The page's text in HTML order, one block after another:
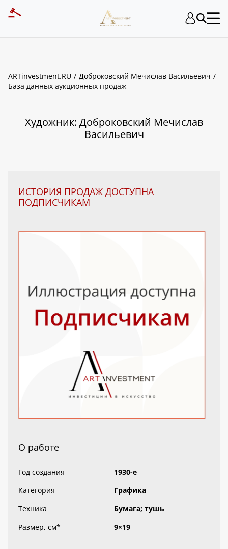
ARTinvestment.RU
Доброковский Мечислав Васильевич
База данных аукционных продаж
Художник: Доброковский Мечислав
Васильевич
ИСТОРИЯ ПРОДАЖ ДОСТУПНА
ПОДПИСЧИКАМ
О работе
Год создания
1930-е
Категория
Графика
Техника
Бумага; тушь
Размер, см* 9×19